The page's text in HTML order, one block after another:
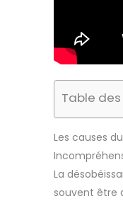
Table
Les causes
La
souvent être